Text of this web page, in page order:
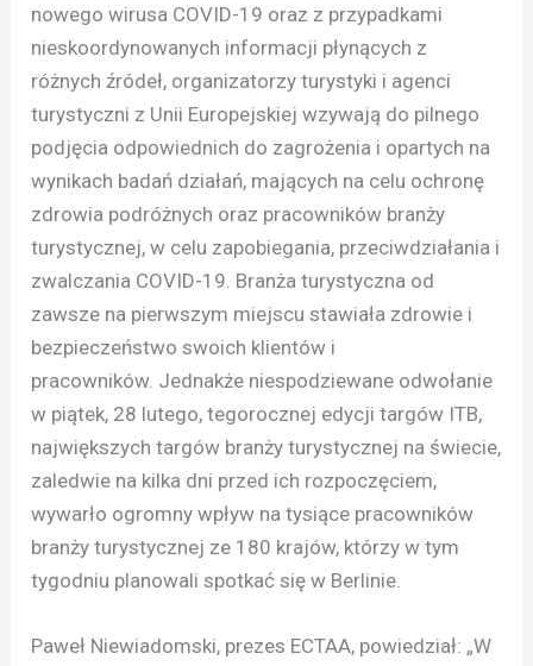
nowego wirusa COVID-19 oraz z przypadkami
nieskoordynowanych informacji płynących z
różnych źródeł, organizatorzy turystyki i agenci
turystyczni z Unii Europejskiej wzywają do pilnego
podjęcia odpowiednich do zagrożenia i opartych na
wynikach badań działań, mających na celu ochronę
zdrowia podróżnych oraz pracowników branży
turystycznej, w celu zapobiegania, przeciwdziałania i
zwalczania COVID-19. Branża turystyczna od
zawsze na pierwszym miejscu stawiała zdrowie i
bezpieczeństwo swoich klientów i
pracowników. Jednakże niespodziewane odwołanie
w piątek, 28 lutego, tegorocznej edycji targów ITB,
największych targów branży turystycznej na świecie,
zaledwie na kilka dni przed ich rozpoczęciem,
wywarło ogromny wpływ na tysiące pracowników
branży turystycznej ze 180 krajów, którzy w tym
tygodniu planowali spotkać się w Berlinie.
Paweł Niewiadomski, prezes ECTAA, powiedział: „W